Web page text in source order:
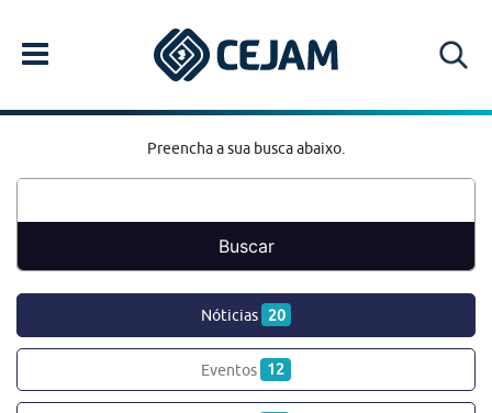
Preencha a sua busca abaixo.
Nóticias 20
Eventos 12